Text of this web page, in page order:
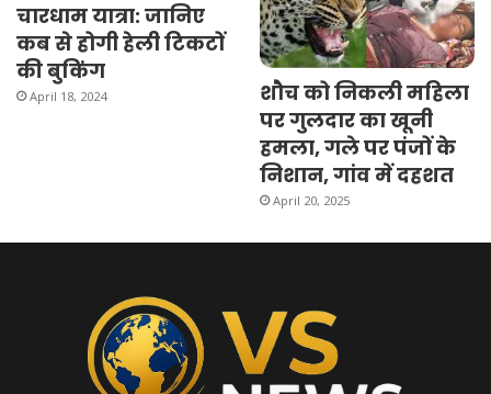
चारधाम यात्रा: जानिए
कब से होगी हेली टिकटों
की बुकिंग
April 18, 2024
शौच को निकली महिला
पर गुलदार का खूनी
हमला, गले पर पंजों के
निशान, गांव में दहशत
April 20, 2025